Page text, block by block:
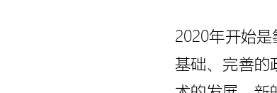
2020年开始
基础、完善的